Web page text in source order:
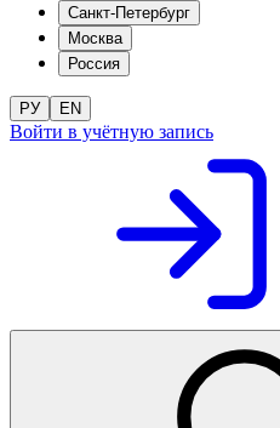
Санкт-Петербург
Москва
Россия
РУ EN
Войти в учётную запись